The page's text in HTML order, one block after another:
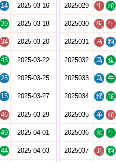
14 2025-03-16
39 2025-03-18
34 2025-03-20
43 2025-03-22
25 2025-03-25
15 2025-03-27
46 2025-03-29
49 2025-04-01
44 2025-04-03
2025029 牛 蛇
2025030 狗 牛
2025031 马 狗
2025032 马 兔
2025033 马 牛
2025034 猴 蛇
2025035 羊 蛇
2025036 鼠 牛
2025037 龙 狗